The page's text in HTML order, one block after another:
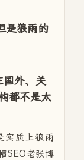
是狼雨的
国外、关
都不是太
实质上狼雨
SEO老张博